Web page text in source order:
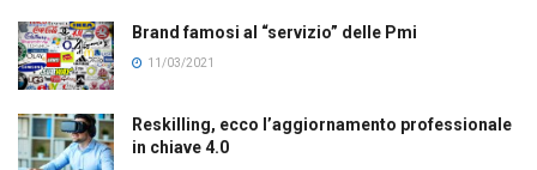
Brand famosi al “servizio” delle Pmi
11/03/2021
Reskilling, ecco l’aggiornamento professionale
in chiave 4.0